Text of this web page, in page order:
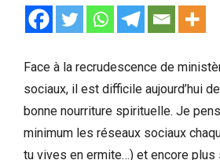
Face à la recrudescence de
sociaux, il est difficile aujourd’hui
bonne nourriture spirituelle. Je
minimum les réseaux sociaux
tu vives en ermite…) et encore plus